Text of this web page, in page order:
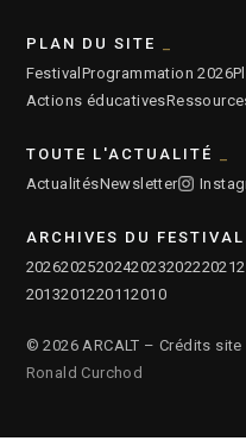
PLAN DU SITE
Festival Programmation 2026
Actions éducatives
TOUTE L'ACTUALITÉ
ActualitésNewsletter
ARCHIVES DU FESTIVAL
202620252024202320222021
2013201220112010
© 2026 ARCALT – Crédits site
Ronald Curchod